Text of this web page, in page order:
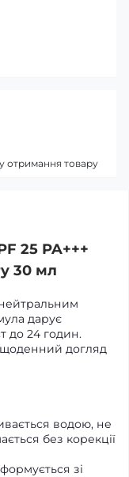
25 PA+++
30 мл
дарує
до 24 годин.
догляд
водою, не
без корекції
зі
отримання товару